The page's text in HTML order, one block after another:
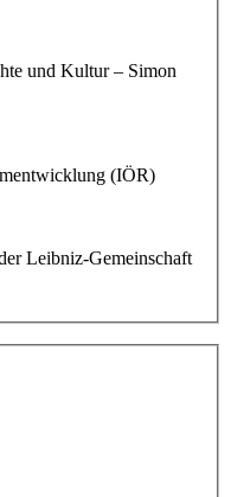
und Kultur – Simon
(IÖR)
Leibniz-Gemeinschaft